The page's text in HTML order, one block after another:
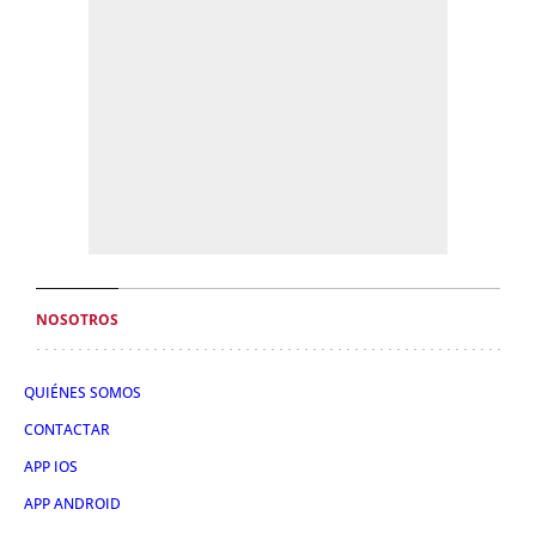
NOSOTROS
QUIÉNES SOMOS
CONTACTAR
APP IOS
APP ANDROID